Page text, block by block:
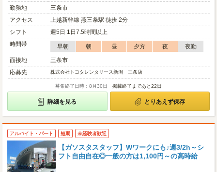
勤務地
三条市
アクセス
上越新幹線 燕三条駅 徒歩 2分
シフト
週5日 1日7.5時間以上
時間帯
早朝 朝 昼 夕方 夜
夜勤
面接地
三条市
応募先
株式会社トヨタレンタリース新潟 三条店
募集終了日時：8月30日 掲載終了まであと22日
詳細を見る とりあえず保存
アルバイト・パート 短期 未経験者歓迎
【ガソスタスタッフ】Wワークにも♪週3/2h～シ
フト自由自在◎一般の方は1,100円～の高時給